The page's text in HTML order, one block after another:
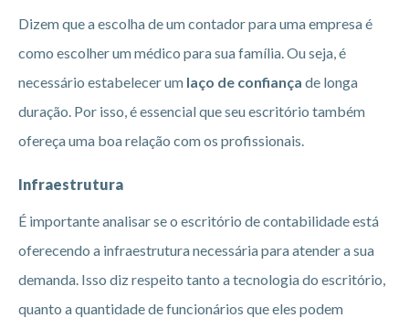
Dizem que a escolha de um contador para uma empresa é
como escolher um médico para sua família. Ou seja, é
necessário estabelecer um laço de confiança de longa
duração. Por isso, é essencial que seu escritório também
ofereça uma boa relação com os profissionais.
Infraestrutura
É importante analisar se o escritório de contabilidade está
oferecendo a infraestrutura necessária para atender a sua
demanda. Isso diz respeito tanto a tecnologia do escritório,
quanto a quantidade de funcionários que eles podem